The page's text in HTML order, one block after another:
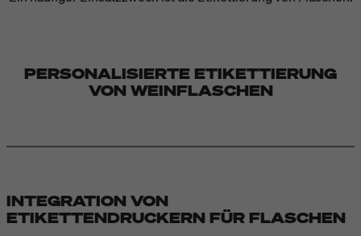
PERSONALISIERTE ETIKETTIERUNG
VON WEINFLASCHEN
INTEGRATION VON
ETIKETTENDRUCKERN FÜR FLASCHEN